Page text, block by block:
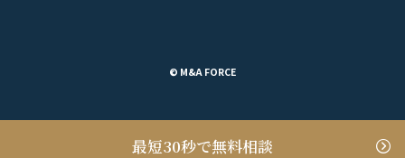
最短30秒で無料相談
© M&A FORCE